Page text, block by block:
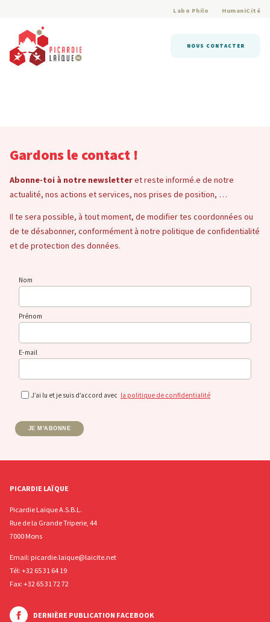
Labo Philo HumaniCité
NOUS CONTACTER
Gardons le contact !
Abonne-toi à notre newsletteret reste informé.e de notre
actualité, nos actions et services, nos prises de position, …
Il te sera possible, à tout moment, de modifier tes coordonnées ou
de te désabonner, conformément à notre politique de confidentialité
et de protection des données.
Nom
Prénom
E-mail
J’ai lu et je suis d’accord avec la politique de confidentialité
JE M'ABONNE
PICARDIE LAÏQUE
Picardie Laïque A.S.B.L.
Rue de la Grande Triperie, 44
7000 Mons
Email: picardie.laique@laicite.net
Tél: +32 65 31 64 19
Fax: +32 65 31 72 72
DERNIÈRE PUBLICATION FACEBOOK